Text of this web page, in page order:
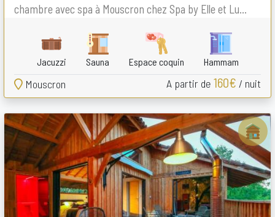
chambre avec spa à Mouscron chez Spa by Elle et Lu...
Jacuzzi Sauna Espace coquin Hammam
Mouscron A partir de 160€ / nuit